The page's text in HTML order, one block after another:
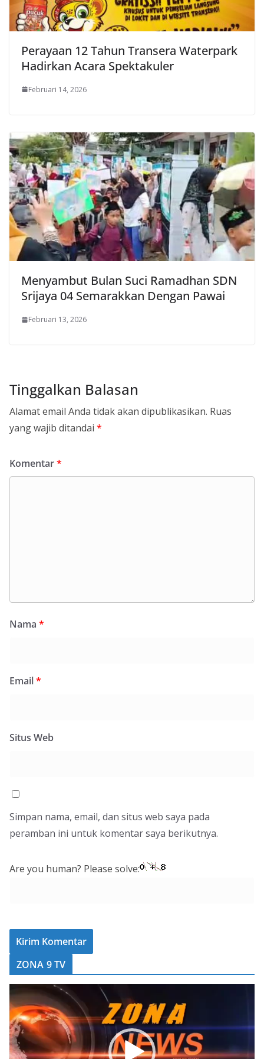
Perayaan 12 Tahun Transera Waterpark
Hadirkan Acara Spektakuler
Februari 14, 2026
Menyambut Bulan Suci Ramadhan SDN
Srijaya 04 Semarakkan Dengan Pawai
Februari 13, 2026
Tinggalkan Balasan
Alamat email Anda tidak akan dipublikasikan. Ruas
yang wajib ditandai *
Komentar*
Nama *
Email*
Situs Web
Simpan nama, email, dan situs web saya pada
peramban ini untuk komentar saya berikutnya.
Are you human? Please solve:
ZONA 9 TV
e
m
u
t